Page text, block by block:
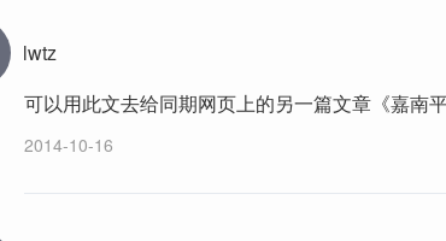
lwtz
可以用此文去给同期网页上的另一篇文章《嘉南
2014-10-16